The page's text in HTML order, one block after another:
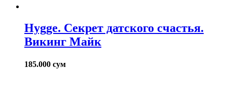
Hygge. Секрет датского счастья.
Викинг Майк
185.000 сум